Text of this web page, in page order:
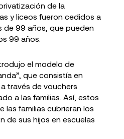
de la
y liceos fueron cedidos a
de 99 años, que pueden
99 años.
el modelo de
que consistía en
través de vouchers
a las familias. Así, estos
las familias cubrieran los
de sus hijos en escuelas